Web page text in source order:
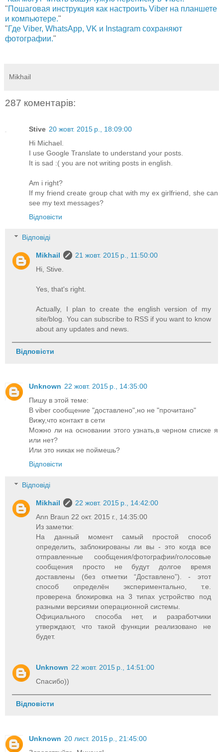
"Пошаговая инструкция как настроить Viber на планшете
и компьютере."
"Где Viber, WhatsApp, VK и Instagram сохраняют
фотографии."
Mikhail
287 коментарів:
Stive 20 жовт. 2015 р., 18:09:00
Hi Michael.
I use Google Translate to understand your posts.
It is sad :( you are not writing posts in english.
Am i right?
If my friend create group chat with my ex girlfriend, she can
see my text messages?
Відповісти
Відповіді
Mikhail
21 жовт. 2015 р., 11:50:00
Hi, Stive.
Yes, that's right.
Actually, I plan to create the english version of my
site/blog. You can subscribe to RSS if you want to know
about any updates and news.
Відповісти
Unknown 22 жовт. 2015 р., 14:35:00
Пишу в этой теме:
В viber сообщение "доставлено",но не "прочитано"
Вижу,что контакт в сети
Можно ли на основании этого узнать,в черном списке я
или нет?
Или это никак не поймешь?
Відповісти
Відповіді
Mikhail
22 жовт. 2015 р., 14:42:00
Ann Braun 22 окт. 2015 г., 14:35:00
Из заметки:
На данный момент самый простой способ
определить, заблокированы ли вы - это когда все
отправленные сообщения/фотографии/голосовые
сообщения просто не будут долгое время
доставлены (без отметки “Доставлено”). - этот
способ определён экспериментально, т.е.
проверена блокировка на 3 типах устройство под
разными версиями операционной системы.
Официального способа нет, и разработчики
утверждают, что такой функции реализовано не
будет.
Unknown 22 жовт. 2015 р., 14:51:00
Спасибо))
Відповісти
Unknown 20 лист. 2015 р., 21:45:00